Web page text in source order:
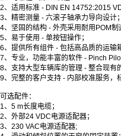
2、适用标准 - DIN EN 14752:2015
3、精密测量 - 六滚子轴承力导向设计；
4、坚固的结构 - 外壳采用耐用POM制
5、易于使用 - 单按钮操作；
6、提供所有组件 - 包括高品质的运输
7、专业，功能丰富的软件 - Pinch
8、支持大型车辆库的管理 - 整合现有
9、完整的客户支持 - 内部校准服务，
可选配件：
1、5 m长度电缆；
2、外部24 VDC电源适配器；
3、230 VAC电源适配器;